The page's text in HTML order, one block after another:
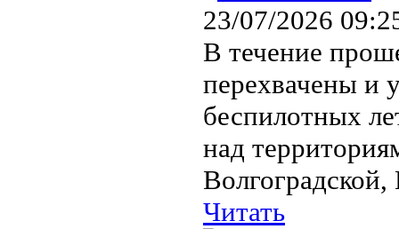
23/07/2026
В течение
перехвачены и
беспилотных
над
Читать